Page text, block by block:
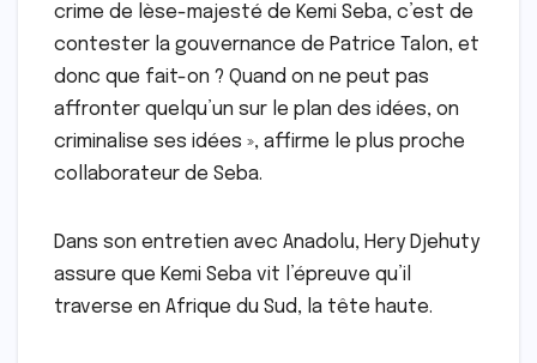
crime de lèse-majesté de Kemi Seba, c’est de
contester la gouvernance de Patrice Talon, et
donc que fait-on ? Quand on ne peut pas
affronter quelqu’un sur le plan des idées, on
criminalise ses idées », affirme le plus proche
collaborateur de Seba.
Dans son entretien avec Anadolu, Hery Djehuty
assure que Kemi Seba vit l’épreuve qu’il
traverse en Afrique du Sud, la tête haute.